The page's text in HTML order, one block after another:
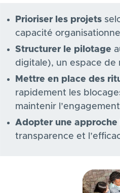
Prioriser les projets
capacité
Structurer le pilotage
digitale), un espace de
Mettre en place des
rapidement les
maintenir
Adopter une approche
transparence et